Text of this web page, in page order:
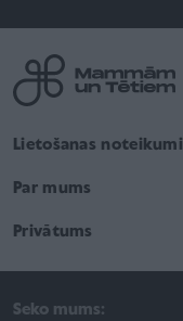
Lietošanas noteikumi
Par mums
Privātums
Seko mums: